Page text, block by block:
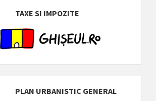
TAXE SI IMPOZITE
PLAN URBANISTIC GENERAL